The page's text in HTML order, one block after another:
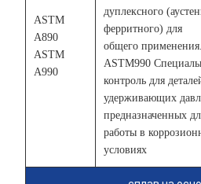
ASTM
A890
ASTM
A990
дуплексного
ферритного) для
общего применения.
ASTM990
контроль для
удерживающих
предназначенных
работы в
условиях